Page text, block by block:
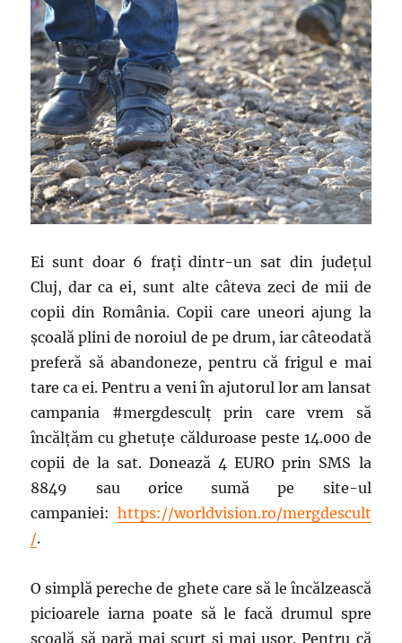
Ei sunt doar 6 frați dintr-un sat din județul
Cluj, dar ca ei, sunt alte câteva zeci de mii de
copii din România. Copii care uneori ajung la
școală plini de noroiul de pe drum, iar câteodată
preferă să abandoneze, pentru că frigul e mai
tare ca ei. Pentru a veni în ajutorul lor am lansat
campania #mergdesculţ prin care vrem să
încălţăm cu ghetuţe călduroase peste 14.000 de
copii de la sat. Donează 4 EURO prin SMS la
8849 sau orice sumă pe site-ul
campaniei: https://worldvision.ro/mergdescult
/.
O simplă pereche de ghete care să le încălzească
picioarele iarna poate să le facă drumul spre
școală să pară mai scurt și mai ușor. Pentru că